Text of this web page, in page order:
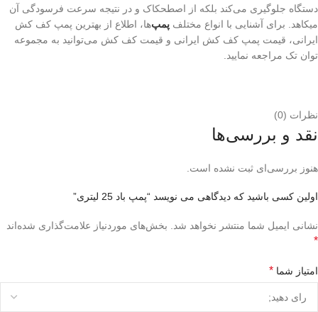
دستگاه جلوگیری می‌کند بلکه از اصطحکاک و در نتیجه سرعت فرسودگی آن
میکاهد. برای آشنایی با انواع مختلف پمپ‌ها، اطلاع از بهترین پمپ کف کش
ایرانی، قیمت پمپ کف کش ایرانی و قیمت کف کش می‌توانید به مجموعه
توان تک مراجعه نمایید.
نظرات (0)
نقد و بررسی‌ها
هنوز بررسی‌ای ثبت نشده است.
اولین کسی باشید که دیدگاهی می نویسد “پمپ باد 25 لیتری”
نشانی ایمیل شما منتشر نخواهد شد. بخش‌های موردنیاز علامت‌گذاری شده‌اند
*
امتیاز شما *